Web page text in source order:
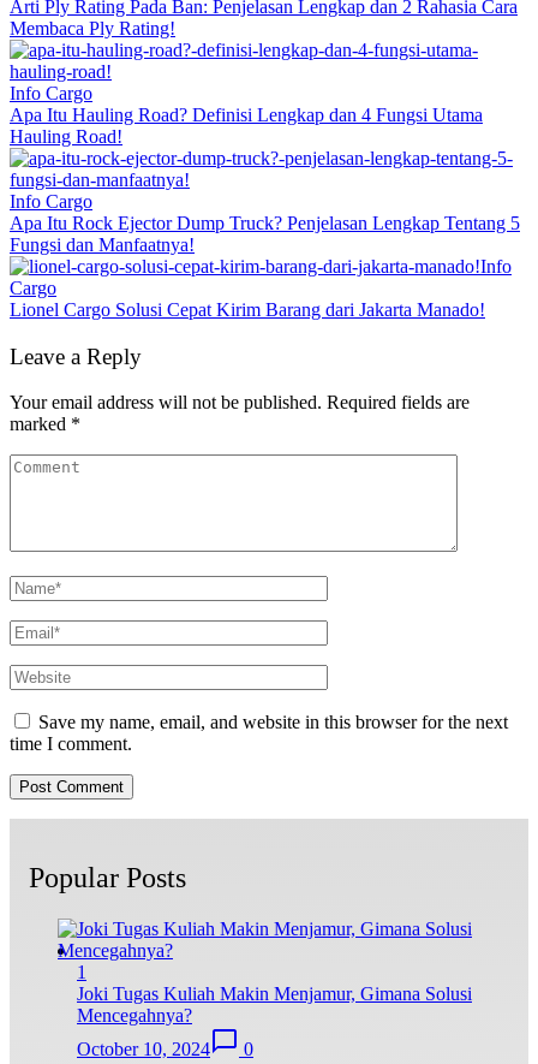
Arti Ply Rating Pada Ban: Penjelasan Lengkap dan 2 Rahasia Cara
Membaca Ply Rating!
Info Cargo
Apa Itu Hauling Road? Definisi Lengkap dan 4 Fungsi Utama
Hauling Road!
Info Cargo
Apa Itu Rock Ejector Dump Truck? Penjelasan Lengkap Tentang 5
Fungsi dan Manfaatnya!
Info
Cargo
Lionel Cargo Solusi Cepat Kirim Barang dari Jakarta Manado!
Leave a Reply
Your email address will not be published. Required fields are
marked *
Save my name, email, and website in this browser for the next
time I comment.
Popular Posts
1
Joki Tugas Kuliah Makin Menjamur, Gimana Solusi
Mencegahnya?
October 10, 2024
0